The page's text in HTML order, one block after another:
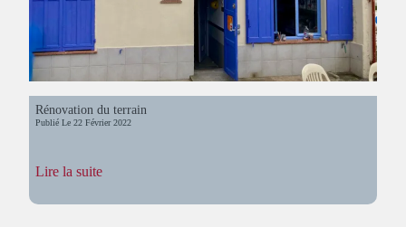
Rénovation du terrain
Publié Le22 Février 2022
Lire la suite:
du